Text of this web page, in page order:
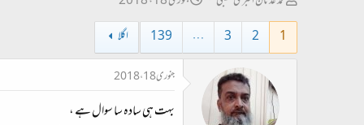
ا
ح
ا
خ
1
2
3
…
139 اگلا
جنوری 18، 2018
‏بہت ہی سادہ سا سوال ہے ،